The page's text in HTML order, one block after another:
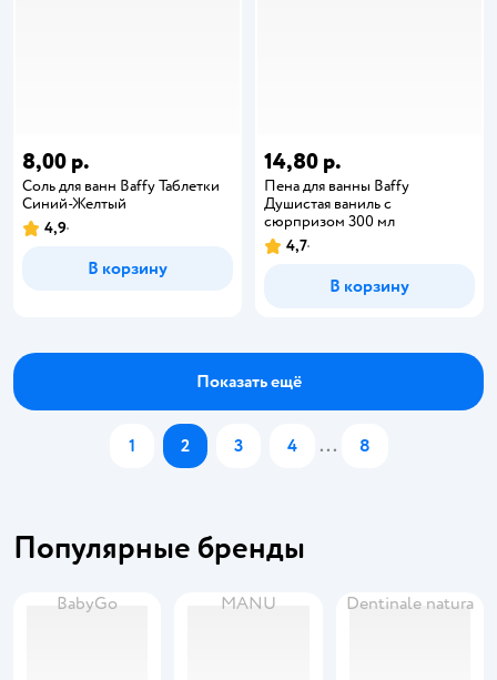
8,00 р.
Соль для ванн Baffy Таблетки
Синий-Желтый
4,9
В корзину
14,80 р.
Пена для ванны Baffy
Душистая ваниль с
сюрпризом 300 мл
4,7
В корзину
Показать ещё
1 2 3 4 ... 8
Популярные бренды
BabyGo MANU Dentinale natura